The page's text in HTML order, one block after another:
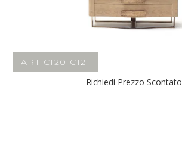
ART C120 C121
Richiedi Prezzo Scontato